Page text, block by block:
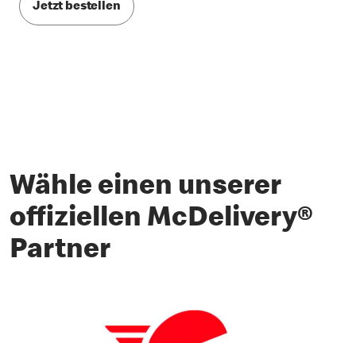
Jetzt bestellen
Wähle einen unserer
offiziellen McDelivery®
Partner